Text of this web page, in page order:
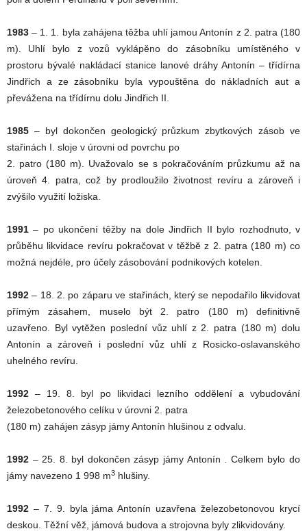
1983 – 1. 1. byla zahájena těžba uhlí jamou Antonín z 2. patra (180
m). Uhlí bylo z vozů vyklápěno do zásobníku umístěného v
prostoru bývalé nakládací stanice lanové dráhy Antonín – třídírna
Jindřich a ze zásobníku byla vypouštěna do nákladních aut a
převážena na třídírnu dolu Jindřich II.
1985 – byl dokončen geologický průzkum zbytkových zásob ve
stařinách I. sloje v úrovni od povrchu po
2. patro (180 m). Uvažovalo se s pokračováním průzkumu až na
úroveň 4. patra, což by prodloužilo životnost revíru a zároveň i
zvýšilo využití ložiska.
1991 – po ukončení těžby na dole Jindřich II bylo rozhodnuto, v
průběhu likvidace revíru pokračovat v těžbě z 2. patra (180 m) co
možná nejdéle, pro účely zásobování podnikových kotelen.
1992 – 18. 2. po záparu ve stařinách, který se nepodařilo likvidovat
přímým zásahem, muselo být 2. patro (180 m) definitivně
uzavřeno. Byl vytěžen poslední vůz uhlí z 2. patra (180 m) dolu
Antonín a zároveň i poslední vůz uhlí z Rosicko-oslavanského
uhelného revíru.
1992 – 19. 8. byl po likvidaci lezního oddělení a vybudování
železobetonového celíku v úrovni 2. patra
(180 m) zahájen zásyp jámy Antonín hlušinou z odvalu.
1992 – 25. 8. byl dokončen zásyp jámy Antonín . Celkem bylo do
jámy navezeno 1 998 m3 hlušiny.
1992 – 7. 9. byla jáma Antonín uzavřena železobetonovou krycí
deskou. Těžní věž, jámová budova a strojovna byly zlikvidovány.